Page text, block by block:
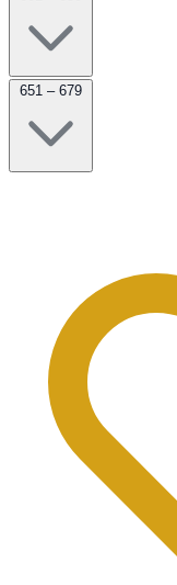
651 – 679